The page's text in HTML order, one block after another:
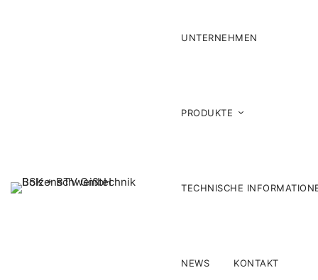
UNTERNEHMEN
PRODUKTE
TECHNISCHE
NEWS KONTAKT